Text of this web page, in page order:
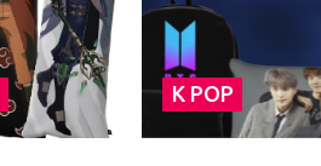
К POP